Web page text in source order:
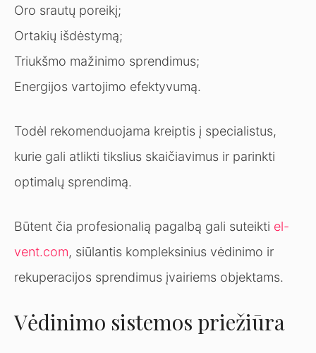
Oro srautų poreikį;
Ortakių išdėstymą;
Triukšmo mažinimo sprendimus;
Energijos vartojimo efektyvumą.
Todėl rekomenduojama kreiptis į specialistus,
kurie gali atlikti tikslius skaičiavimus ir parinkti
optimalų sprendimą.
Būtent čia profesionalią pagalbą gali suteikti el-
vent.com, siūlantis kompleksinius vėdinimo ir
rekuperacijos sprendimus įvairiems objektams.
Vėdinimo sistemos priežiūra